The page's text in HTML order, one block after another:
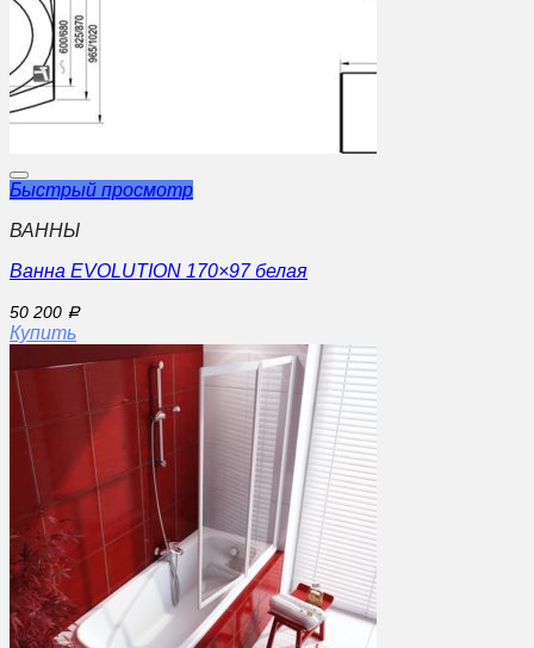
Быстрый просмотр
ВАННЫ
Ванна EVOLUTION 170×97 белая
50 200 Р
Купить